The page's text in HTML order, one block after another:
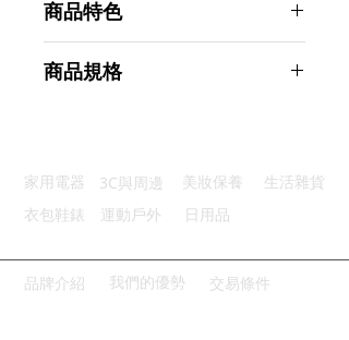
商品特色
保護安全：前鏡頭設計可監控門外
商品規格
主要材質：ABS
商品尺寸：14.5*7*3cm
產地名稱：中國大陸
代理商：亞桓有限公司
家用電器 3C與周邊 美妝保養
生活雜貨
衣包鞋錶
運動戶外 日用品
品牌介紹 我們的優勢 交易條件